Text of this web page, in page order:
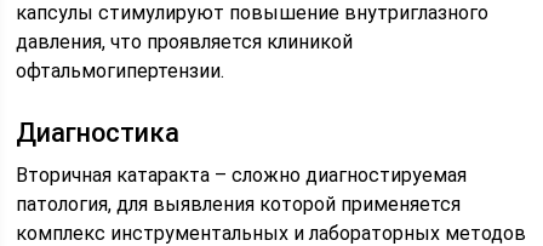
капсулы стимулируют повышение внутриглазного
давления, что проявляется клиникой
офтальмогипертензии.
Диагностика
Вторичная катаракта – сложно диагностируемая
патология, для выявления которой применяется
комплекс инструментальных и лабораторных методов